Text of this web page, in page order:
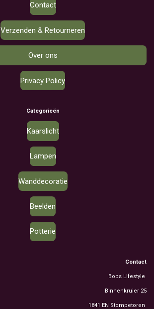
Contact
Verzenden & Retourneren
Over ons
Privacy Policy
Categorieën
Kaarslicht
Lampen
Wanddecoratie
Beelden
Potterie
Contact
Bobs Lifestyle
Binnenkruier 25
1841 EN Stompetoren